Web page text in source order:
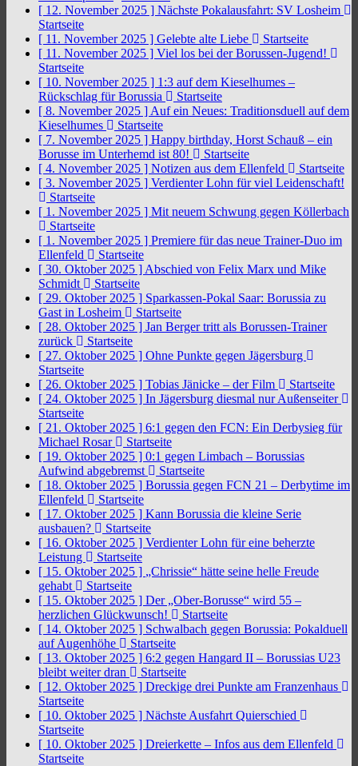
[ 12. November 2025 ] Nächste Pokalausfahrt: SV Losheim
Startseite
[ 11. November 2025 ] Gelebte alte Liebe
Startseite
[ 11. November 2025 ] Viel los bei der Borussen-Jugend!
Startseite
[ 10. November 2025 ] 1:3 auf dem Kieselhumes –
Rückschlag für Borussia
Startseite
[ 8. November 2025 ] Auf ein Neues: Traditionsduell auf dem
Kieselhumes
Startseite
[ 7. November 2025 ] Happy birthday, Horst Schauß – ein
Borusse im Unterhemd ist 80!
Startseite
[ 4. November 2025 ] Notizen aus dem Ellenfeld
Startseite
[ 3. November 2025 ] Verdienter Lohn für viel Leidenschaft!
Startseite
[ 1. November 2025 ] Mit neuem Schwung gegen Köllerbach
Startseite
[ 1. November 2025 ] Premiere für das neue Trainer-Duo im
Ellenfeld
Startseite
[ 30. Oktober 2025 ] Abschied von Felix Marx und Mike
Schmidt
Startseite
[ 29. Oktober 2025 ] Sparkassen-Pokal Saar: Borussia zu
Gast in Losheim
Startseite
[ 28. Oktober 2025 ] Jan Berger tritt als Borussen-Trainer
zurück
Startseite
[ 27. Oktober 2025 ] Ohne Punkte gegen Jägersburg
Startseite
[ 26. Oktober 2025 ] Tobias Jänicke – der Film
Startseite
[ 24. Oktober 2025 ] In Jägersburg diesmal nur Außenseiter
Startseite
[ 21. Oktober 2025 ] 6:1 gegen den FCN: Ein Derbysieg für
Michael Rosar
Startseite
[ 19. Oktober 2025 ] 0:1 gegen Limbach – Borussias
Aufwind abgebremst
Startseite
[ 18. Oktober 2025 ] Borussia gegen FCN 21 – Derbytime im
Ellenfeld
Startseite
[ 17. Oktober 2025 ] Kann Borussia die kleine Serie
ausbauen?
Startseite
[ 16. Oktober 2025 ] Verdienter Lohn für eine beherzte
Leistung
Startseite
[ 15. Oktober 2025 ] „Chrissie“ hätte seine helle Freude
gehabt
Startseite
[ 15. Oktober 2025 ] Der „Ober-Borusse“ wird 55 –
herzlichen Glückwunsch!
Startseite
[ 14. Oktober 2025 ] Schwalbach gegen Borussia: Pokalduell
auf Augenhöhe
Startseite
[ 13. Oktober 2025 ] 6:2 gegen Hangard II – Borussias U23
bleibt weiter dran
Startseite
[ 12. Oktober 2025 ] Dreckige drei Punkte am Franzenhaus
Startseite
[ 10. Oktober 2025 ] Nächste Ausfahrt Quierschied
Startseite
[ 10. Oktober 2025 ] Dreierkette – Infos aus dem Ellenfeld
Startseite